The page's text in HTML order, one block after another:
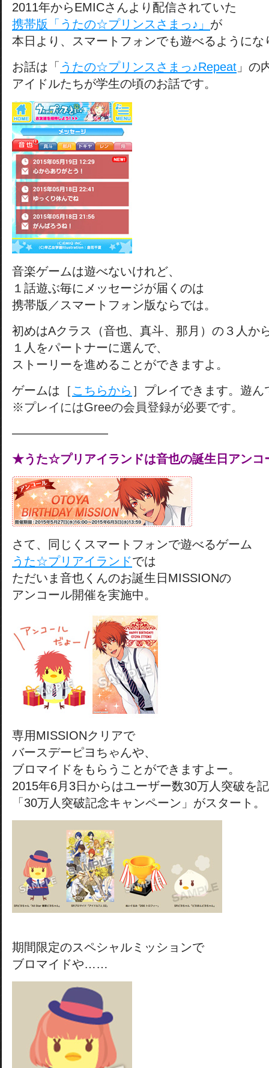
2011年からEMICさんより配信されていた
携帯版「うたの☆プリンスさまっ♪」 が
本日より、スマートフォンでも遊べるようにな
お話は「 うたの☆プリンスさまっ♪Repeat 」の
アイドルたちが学生の頃のお話です。
音楽ゲームは遊べないけれど、
１話遊ぶ毎にメッセージが届くのは
携帯版／スマートフォン版ならでは。
初めはAクラス（音也、真斗、那月）の３人か
１人をパートナーに選んで、
ストーリーを進めることができますよ。
ゲームは［ こちらから ］プレイできます。遊ん
※プレイにはGreeの会員登録が必要です。
————————
★うた☆プリアイランドは音也の誕生日アンコ
さて、同じくスマートフォンで遊べるゲーム
うた☆プリアイランドでは
ただいま音也くんのお誕生日MISSIONの
アンコール開催を実施中。
専用MISSIONクリアで
バースデーピヨちゃんや、
ブロマイドをもらうことができますよー。
2015年6月3日からはユーザー数30万人突破を
「30万人突破記念キャンペーン」がスタート。
期間限定のスペシャルミッションで
ブロマイドや……